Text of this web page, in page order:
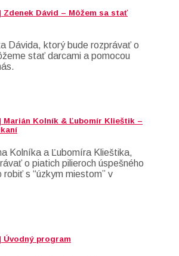
Zdenek Dávid – Môžem sa stať
Dávida, ktorý bude rozprávať o
stať darcami a pomocou
| Marián Kolník & Ľubomír Klieštik –
Kolníka a Ľubomíra Klieštika,
o piatich pilieroch úspešného
robiť s “úzkym miestom” v
Úvodný program